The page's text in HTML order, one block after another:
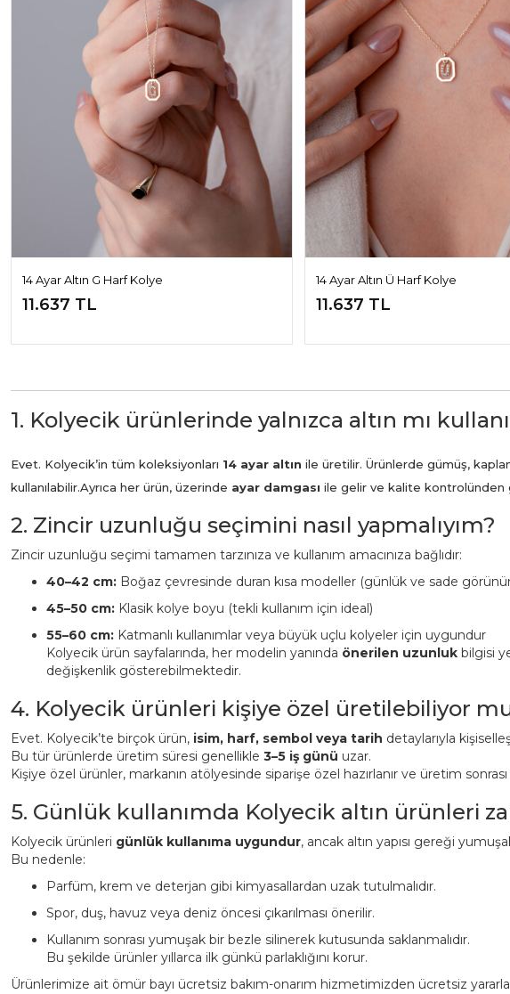
14 Ayar Altın G Harf Kolye
11.637 TL
14 Ayar Altın Ü Harf Kolye
11.637 TL
1. Kolyecik ürünlerinde yalnızca altın mı
Evet. Kolyecik’in tüm koleksiyonları 14 ayar altın ile üretilir. Ürünlerde gümüş,
kullanılabilir.Ayrıca her ürün, üzerinde ayar damgası ile gelir ve kalite kontrolünden
2. Zincir uzunluğu seçimini nasıl yapmalıyım?
Zincir uzunluğu seçimi tamamen tarzınıza ve kullanım amacınıza bağlıdır:
40–42 cm: Boğaz çevresinde duran kısa modeller (günlük ve sade
45–50 cm: Klasik kolye boyu (tekli kullanım için ideal)
55–60 cm: Katmanlı kullanımlar veya büyük uçlu kolyeler için uygundur
Kolyecik ürün sayfalarında, her modelin yanında önerilen uzunluk bilgisi
değişkenlik gösterebilmektedir.
4. Kolyecik ürünleri kişiye özel üretilebiliyor
Evet. Kolyecik’te birçok ürün, isim, harf, sembol veya tarih detaylarıyla
Bu tür ürünlerde üretim süresi genellikle 3–5 iş günü uzar.
Kişiye özel ürünler, markanın atölyesinde siparişe özel hazırlanır ve üretim
5. Günlük kullanımda Kolyecik altın ürünleri
Kolyecik ürünleri günlük kullanıma uygundur, ancak altın yapısı gereği
Bu nedenle:
Parfüm, krem ve deterjan gibi kimyasallardan uzak tutulmalıdır.
Spor, duş, havuz veya deniz öncesi çıkarılması önerilir.
Kullanım sonrası yumuşak bir bezle silinerek kutusunda saklanmalıdır.
Bu şekilde ürünler yıllarca ilk günkü parlaklığını korur.
Ürünlerimize ait ömür bayı ücretsiz bakım-onarım hizmetimizden ücretsiz